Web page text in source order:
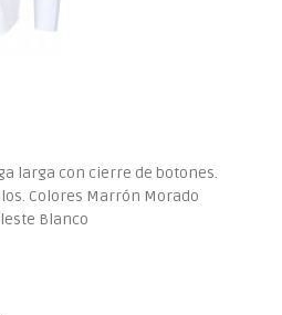
larga con cierre de botones.
Colores Marrón Morado
Blanco